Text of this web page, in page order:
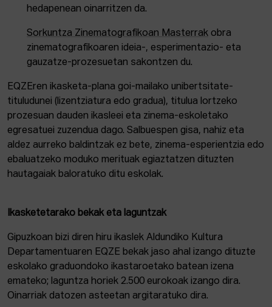
hedapenean oinarritzen da.
Sorkuntza Zinematografikoan Masterrak obra
zinematografikoaren ideia-, esperimentazio- eta
gauzatze-prozesuetan sakontzen du.
EQZEren ikasketa-plana goi-mailako unibertsitate-
tituludunei (lizentziatura edo gradua), titulua lortzeko
prozesuan dauden ikasleei eta zinema-eskoletako
egresatuei zuzendua dago. Salbuespen gisa, nahiz eta
aldez aurreko baldintzak ez bete, zinema-esperientzia edo
ebaluatzeko moduko merituak egiaztatzen dituzten
hautagaiak baloratuko ditu eskolak.
Ikasketetarako bekak eta laguntzak
Gipuzkoan bizi diren hiru ikaslek Aldundiko Kultura
Departamentuaren EQZE bekak jaso ahal izango dituzte
eskolako graduondoko ikastaroetako batean izena
emateko; laguntza horiek 2.500 eurokoak izango dira.
Oinarriak datozen asteetan argitaratuko dira.